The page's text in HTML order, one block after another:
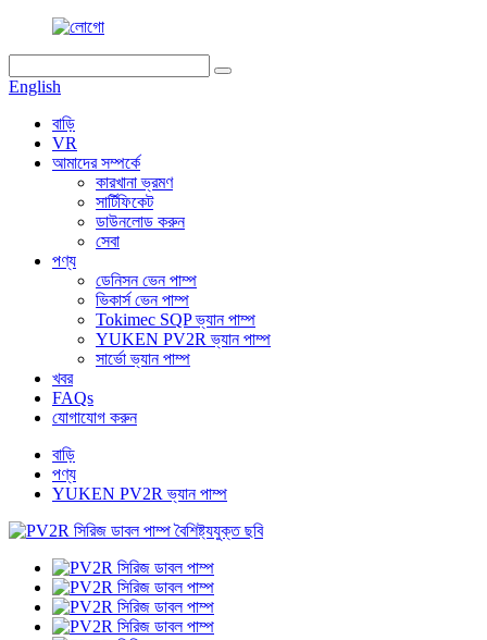
English
বাড়ি
VR
আমাদের সম্পর্কে
কারখানা ভ্রমণ
সার্টিফিকেট
ডাউনলোড করুন
সেবা
পণ্য
ডেনিসন ভেন পাম্প
ভিকার্স ভেন পাম্প
Tokimec SQP ভ্যান পাম্প
YUKEN PV2R ভ্যান পাম্প
সার্ভো ভ্যান পাম্প
খবর
FAQs
যোগাযোগ করুন
বাড়ি
পণ্য
YUKEN PV2R ভ্যান পাম্প